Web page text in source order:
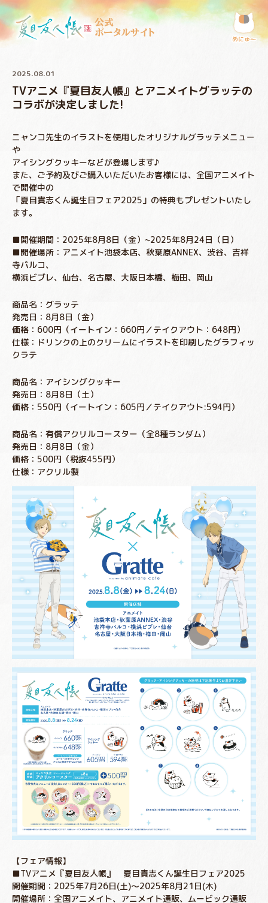
公式
ポータルサイト
めにゅ〜
2025.08.01
TVアニメ『夏目友人帳』とアニメイトグラッテの
コラボが決定しました!
ニャンコ先生のイラストを使用したオリジナルグラッテメニュー
や
アイシングクッキーなどが登場します♪
また、ご予約及びご購入いただいたお客様には、全国アニメイト
で開催中の
「夏目貴志くん誕生日フェア2025」の特典もプレゼントいたし
ます。
■開催期間：2025年8月8日（金）~2025年8月24日（日）
■開催場所：アニメイト池袋本店、秋葉原ANNEX、渋谷、吉祥
寺パルコ、
横浜ビブレ、仙台、名古屋、大阪日本橋、梅田、岡山
商品名：グラッテ
発売日：8月8日（金）
価格：600円（イートイン：660円／テイクアウト：648円）
仕様：ドリンクの上のクリームにイラストを印刷したグラフィッ
クラテ
商品名：アイシングクッキー
発売日：8月8日（土）
価格：550円（イートイン：605円／テイクアウト:594円）
商品名：有償アクリルコースター（全8種ランダム）
発売日：8月8日（金）
価格：500円（税抜455円）
仕様：アクリル製
【フェア情報】
■TVアニメ『夏目友人帳』 夏目貴志くん誕生日フェア2025
開催期間：2025年7月26日(土)～2025年8月21日(木)
開催場所：全国アニメイト、アニメイト通販、ムービック通販